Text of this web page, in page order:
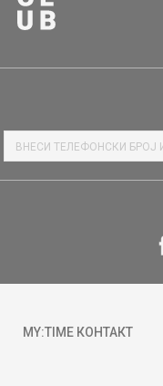
MY:TIME КОНТАКТ